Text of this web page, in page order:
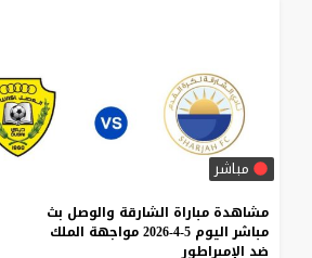
مباشر
مشاهدة مباراة الشارقة والوصل بث
مباشر اليوم 5-4-2026 مواجهة الملك
ضد الإمبراطور